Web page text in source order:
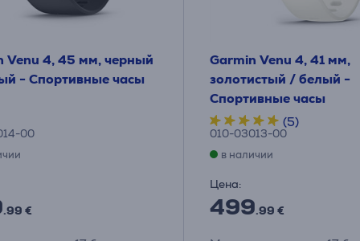
Venu 4, 45 мм, черный
- Спортивные часы
00
.99 €
Garmin Venu 4, 41 мм,
золотистый / белый -
Спортивные часы
(5)
010-03013-00
в наличии
Цена:
499.99 €